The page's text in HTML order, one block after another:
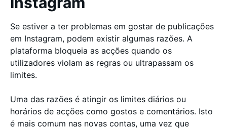
Se estiver a ter problemas em gostar de publicações
em Instagram, podem existir algumas razões. A
plataforma bloqueia as acções quando os
utilizadores violam as regras ou ultrapassam os
limites.
Uma das razões é atingir os limites diários ou
horários de acções como gostos e comentários. Isto
é mais comum nas novas contas, uma vez que